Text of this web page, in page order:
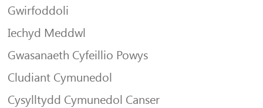
Gwirfoddoli
Iechyd Meddwl
Gwasanaeth Cyfeillio Powys
Cludiant Cymunedol
Cysylltydd Cymunedol Canser